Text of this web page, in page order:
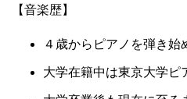
【音楽歴】
４歳からピアノを弾き始
大学在籍中は東京大学ピ